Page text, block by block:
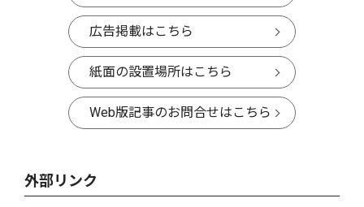
広告掲載はこちら
紙面の設置場所はこちら
Web版記事のお問合せはこちら
外部リンク